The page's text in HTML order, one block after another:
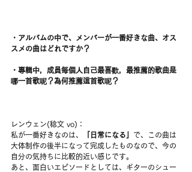
・アルバムの中で、メンバーが一番好きな曲、オス
スメの曲はどれですか？
・專輯中，成員每個人自己最喜歡，最推薦的歌曲是
哪一首歌呢？為何推薦這首歌呢？
レンウェン(稔文 vo)：
私が一番好きなのは、
「日常になる」 で、この曲は
大体制作の後半になって完成したものなので、今の
自分の気持ちに比較的近い感じです。
あと、面白いエピソードとしては、ギターのシュー